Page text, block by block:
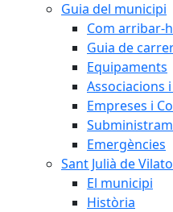
Guia del municipi
Com arribar-
Guia de
Equipaments
Associacions
Empreses i
Emergències
Sant Julià de
El municipi
Història